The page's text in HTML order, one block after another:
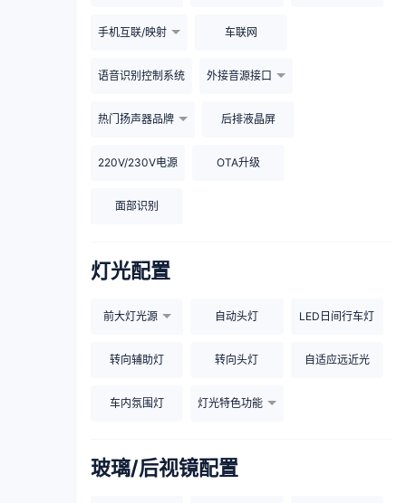
手机互联/映射 车联网
语音识别控制系统 外接音源接口
热门扬声器品牌 后排液晶屏
220V/230V电源 OTA升级
面部识别
灯光配置
前大灯光源 自动头灯 LED日间行车灯
转向辅助灯 转向头灯 自适应远近光
车内氛围灯 灯光特色功能
玻璃/后视镜配置